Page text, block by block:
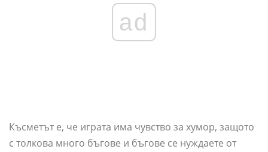
ad
Късметът е, че играта има чувство за хумор, защото
с толкова много бъгове и бъгове се нуждаете от